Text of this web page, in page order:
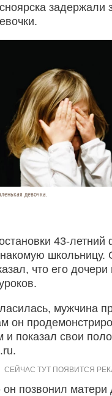
задержали
девочка.
43-летний
что его
мужчина
он
и показал свои
он позвонил матери